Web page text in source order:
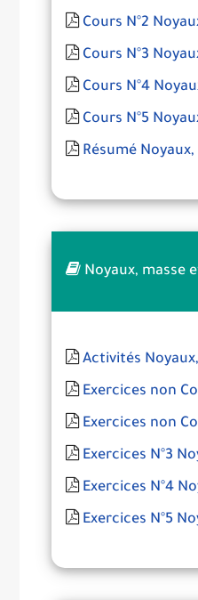
Cours N°2
Cours N°3
Cours N°4
Cours N°5
Résumé
Noyaux, masse
Activités
Exercices non
Exercices non
Exercices N°3
Exercices N°4
Exercices N°5